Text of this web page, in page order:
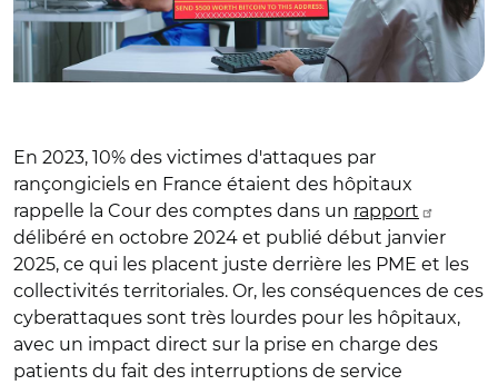
En 2023, 10% des victimes d'attaques par
rançongiciels en France étaient des hôpitaux
rappelle la Cour des comptes dans un rapport
délibéré en octobre 2024 et publié début janvier
2025, ce qui les placent juste derrière les PME et les
collectivités territoriales. Or, les conséquences de ces
cyberattaques sont très lourdes pour les hôpitaux,
avec un impact direct sur la prise en charge des
patients du fait des interruptions de service